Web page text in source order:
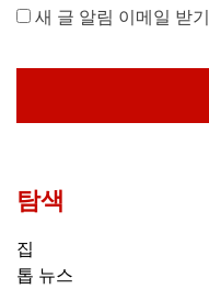
새 글 알림 이메일 받기
탐색
집
톱 뉴스